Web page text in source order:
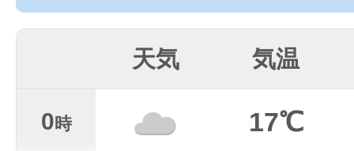
天気 気温
0時 17℃